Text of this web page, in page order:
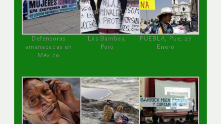
Defensoras
amenazadas en
México
Las Bambas,
Perú
PUEBLA, Pue, 27
Enero